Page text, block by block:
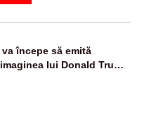
începe să emită
lui Donald Trump